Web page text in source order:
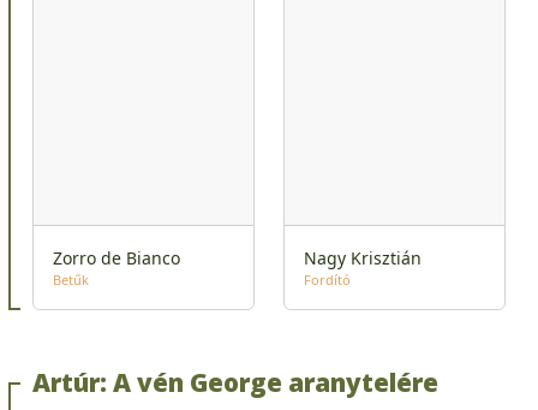
Zorro de Bianco
Betűk
Nagy Krisztián
Fordító
Artúr: A vén George aranytelére